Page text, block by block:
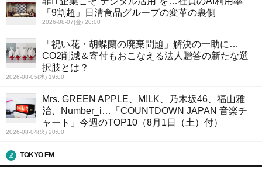
「9割超」日清食品グループの変革の裏側
2026-08-07(金) 20:00
「祝い花・胡蝶蘭の廃棄問題」解決の一助に…
CO2削減＆寄付もおこなえる法人贈答の新たな選
択肢とは？
2026-08-05(水) 19:00
Mrs. GREEN APPLE、M!LK、乃木坂46、福山雅
治、Number_i…「COUNTDOWN JAPAN 音楽チ
ャート」今週のTOP10（8月1日（土）付）
2026-08-04(火) 20:00
TOKYO FM